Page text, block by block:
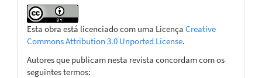
Esta obra está licenciado com uma Licença Creative
Commons Attribution 3.0 Unported License.
Autores que publicam nesta revista concordam com os
seguintes termos: